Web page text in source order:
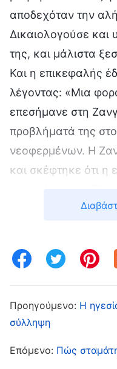
αποδεχόταν την
Δικαιολογούσε και
της, και μάλιστα
Και η επικεφαλής
λέγοντας: «Μια
επεσήμανε στη
προβλήματά της
νεοφερμένων. Η
και σκέφτηκε ότι η
είπε: “Δεν μπορώ
ξεσπώντας σε
ότι αυτές ήταν
Ζανγκ Μιν, και ότι
αφορούσε την
έκανε σκηνή και
συγκρατήσει.
Προηγούμενο: Η
σύλληψη
Επόμενο: Πώς